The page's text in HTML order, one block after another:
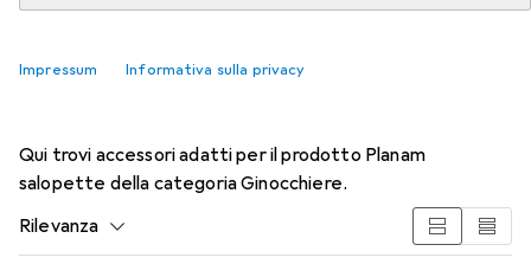
Impressum Informativa sulla privacy
Qui trovi accessori adatti per il prodotto Planam
salopette della categoria Ginocchiere.
Rilevanza